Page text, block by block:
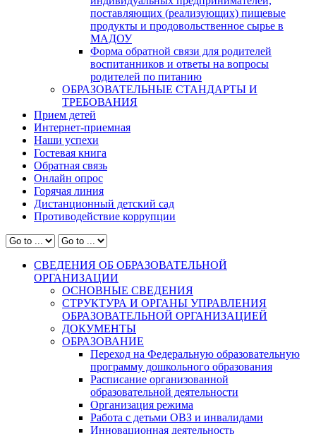
поставляющих (реализующих) пищевые
продукты и продовольственное сырье в
МАДОУ
Форма обратной связи для родителей
воспитанников и ответы на вопросы
родителей по питанию
ОБРАЗОВАТЕЛЬНЫЕ СТАНДАРТЫ И
ТРЕБОВАНИЯ
Прием детей
Интернет-приемная
Наши успехи
Гостевая книга
Обратная связь
Онлайн опрос
Горячая линия
Дистанционный детский сад
Противодействие коррупции
СВЕДЕНИЯ ОБ ОБРАЗОВАТЕЛЬНОЙ
ОРГАНИЗАЦИИ
ОСНОВНЫЕ СВЕДЕНИЯ
СТРУКТУРА И ОРГАНЫ УПРАВЛЕНИЯ
ОБРАЗОВАТЕЛЬНОЙ ОРГАНИЗАЦИЕЙ
ДОКУМЕНТЫ
ОБРАЗОВАНИЕ
Переход на Федеральную образовательную
программу дошкольного образования
Расписание организованной
образовательной деятельности
Организация режима
Работа с детьми ОВЗ и инвалидами
Инновационная деятельность